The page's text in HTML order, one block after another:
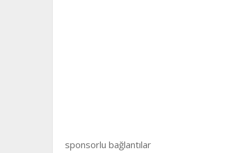
sponsorlu bağlantılar